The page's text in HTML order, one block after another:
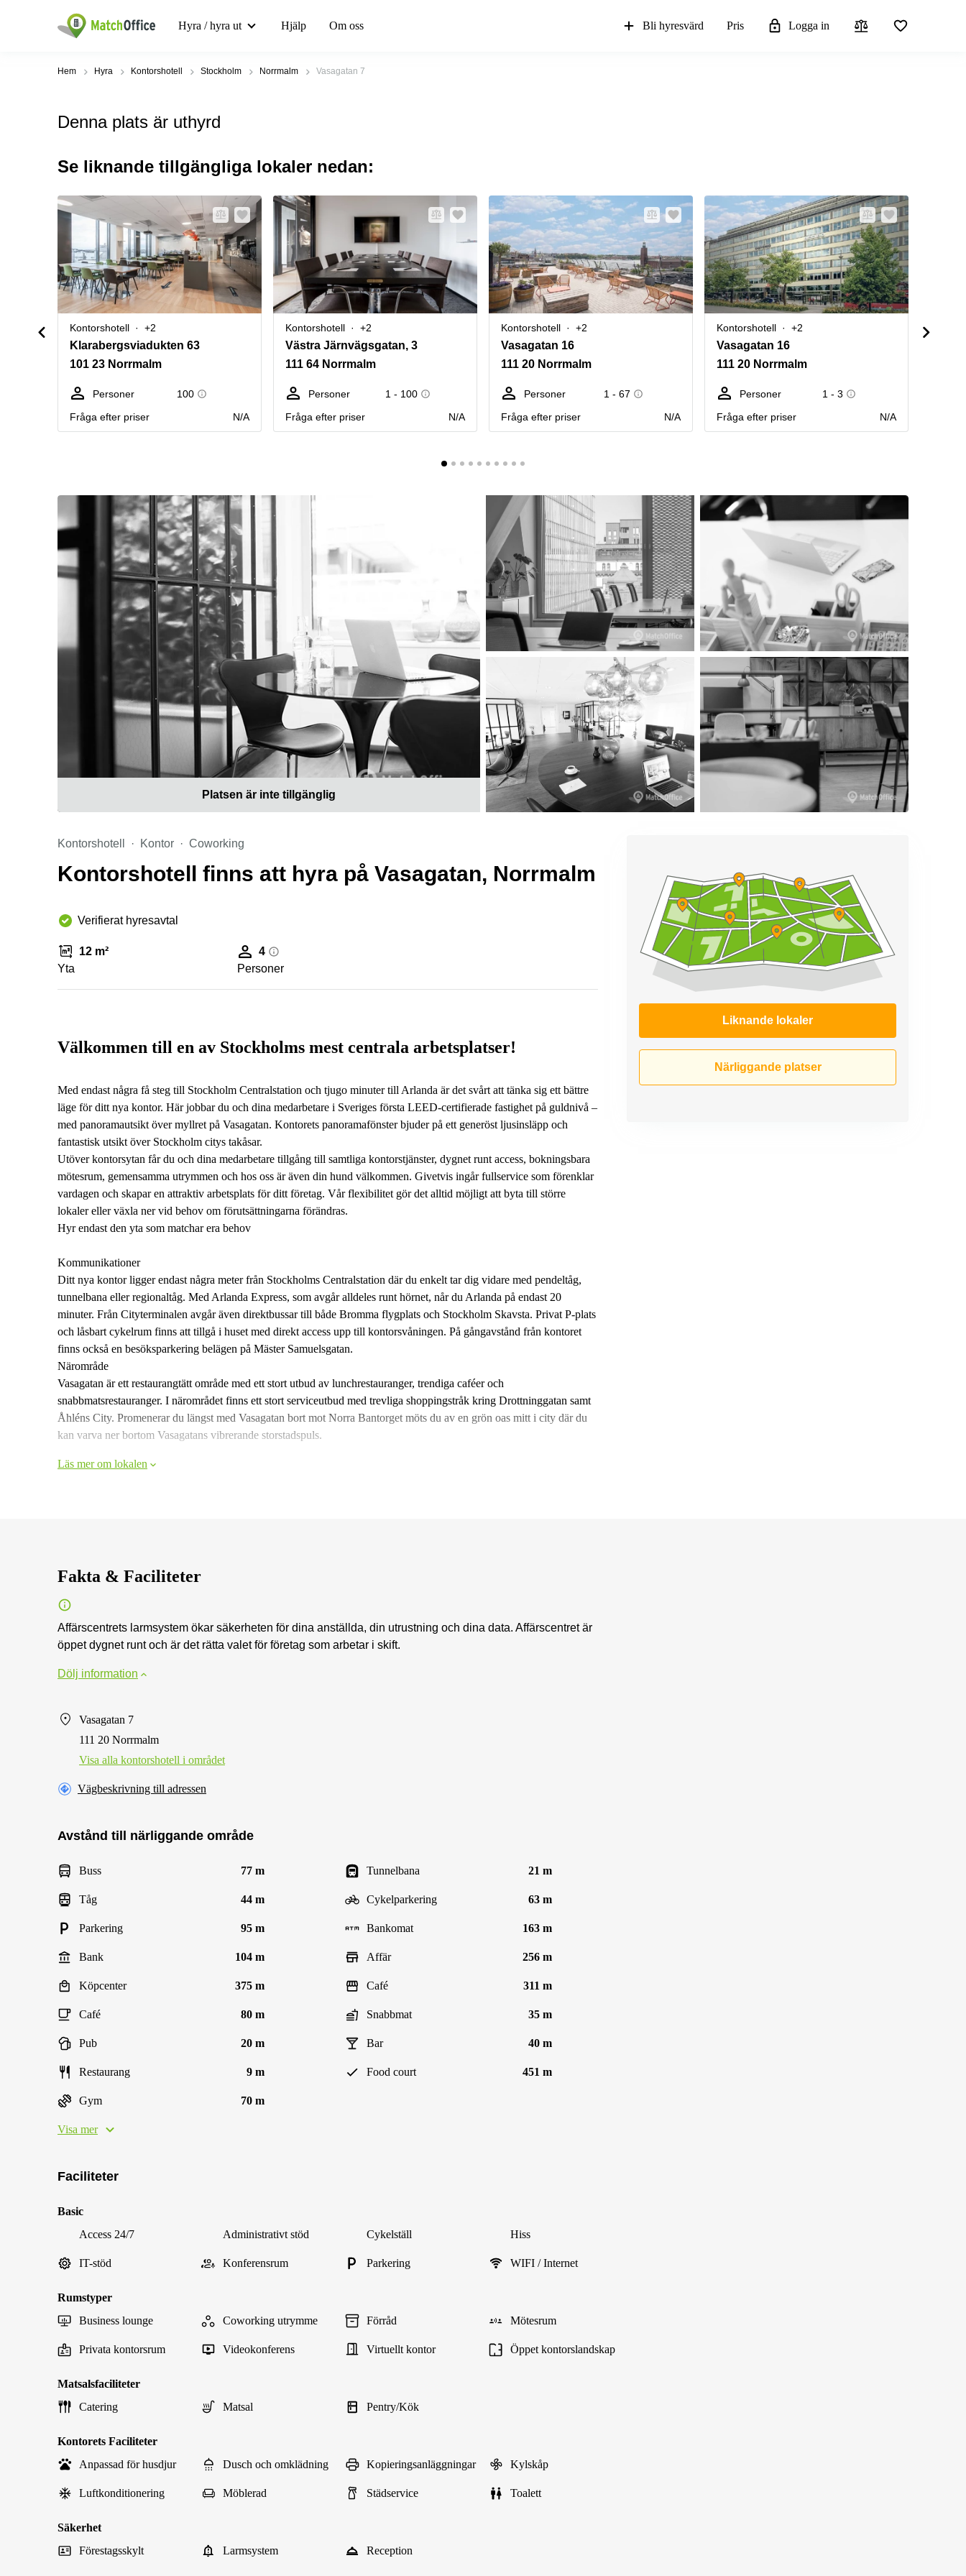
Hyra / hyra ut Hjälp Om oss Bli hyresvärd Pris Logga in
Hem Hyra Kontorshotell Stockholm Norrmalm Vasagatan 7
Denna plats är uthyrd
Se liknande tillgängliga lokaler nedan:
Kontorshotell +2
Klarabergsviadukten 63
101 23 Norrmalm
Personer
100
Fråga efter priser
N/A
Kontorshotell +2
Västra Järnvägsgatan, 3
111 64 Norrmalm
Personer
1 - 100
Fråga efter priser
N/A
Kontorshotell +2
Vasagatan 16
111 20 Norrmalm
Personer
1 - 67
Fråga efter priser
N/A
Kontorshotell +2
Vasagatan 16
111 20 Norrmalm
Personer
1 - 3
Fråga efter priser
N/A
Platsen är inte tillgänglig
Kontorshotell Kontor Coworking
Kontorshotell finns att hyra på Vasagatan, Norrmalm
Verifierat hyresavtal
12 m²
Yta
4
Personer
Liknande lokaler
Närliggande platser
Välkommen till en av Stockholms mest centrala arbetsplatser!
Med endast några få steg till Stockholm Centralstation och tjugo minuter till Arlanda är det svårt att tänka sig ett bättre
läge för ditt nya kontor. Här jobbar du och dina medarbetare i Sveriges första LEED-certifierade fastighet på guldnivå –
med panoramautsikt över myllret på Vasagatan. Kontorets panoramafönster bjuder på ett generöst ljusinsläpp och
fantastisk utsikt över Stockholm citys takåsar.
Utöver kontorsytan får du och dina medarbetare tillgång till samtliga kontorstjänster, dygnet runt access, bokningsbara
mötesrum, gemensamma utrymmen och hos oss är även din hund välkommen. Givetvis ingår fullservice som förenklar
vardagen och skapar en attraktiv arbetsplats för ditt företag. Vår flexibilitet gör det alltid möjligt att byta till större
lokaler eller växla ner vid behov om förutsättningarna förändras.
Hyr endast den yta som matchar era behov
Kommunikationer
Ditt nya kontor ligger endast några meter från Stockholms Centralstation där du enkelt tar dig vidare med pendeltåg,
tunnelbana eller regionaltåg. Med Arlanda Express, som avgår alldeles runt hörnet, når du Arlanda på endast 20
minuter. Från Cityterminalen avgår även direktbussar till både Bromma flygplats och Stockholm Skavsta. Privat P-plats
och låsbart cykelrum finns att tillgå i huset med direkt access upp till kontorsvåningen. På gångavstånd från kontoret
finns också en besöksparkering belägen på Mäster Samuelsgatan.
Närområde
Vasagatan är ett restaurangtätt område med ett stort utbud av lunchrestauranger, trendiga caféer och
snabbmatsrestauranger. I närområdet finns ett stort serviceutbud med trevliga shoppingstråk kring Drottninggatan samt
Åhléns City. Promenerar du längst med Vasagatan bort mot Norra Bantorget möts du av en grön oas mitt i city där du
kan varva ner bortom Vasagatans vibrerande storstadspuls.
Läs mer om lokalen
Fakta & Faciliteter
Affärscentrets larmsystem ökar säkerheten för dina anställda, din utrustning och dina data. Affärscentret är
öppet dygnet runt och är det rätta valet för företag som arbetar i skift.
Dölj information
Vasagatan 7
111 20 Norrmalm
Visa alla kontorshotell i området
Vägbeskrivning till adressen
Avstånd till närliggande område
Buss 77 m Tunnelbana 21 m
Tåg 44 m Cykelparkering 63 m
Parkering 95 m Bankomat 163 m
Bank 104 m Affär 256 m
Köpcenter 375 m Café 311 m
Café 80 m Snabbmat 35 m
Pub 20 m Bar 40 m
Restaurang 9 m Food court 451 m
Gym 70 m
Visa mer
Faciliteter
Basic
Access 24/7
Administrativt stöd Cykelställ Hiss
IT-stöd Konferensrum Parkering WIFI / Internet
Rumstyper
Business lounge
Coworking utrymme Förråd Mötesrum
Privata kontorsrum Videokonferens Virtuellt kontor Öppet kontorslandskap
Matsalsfaciliteter
Catering
Matsal Pentry/Kök
Kontorets Faciliteter
Anpassad för husdjur
Dusch och omklädning Kopieringsanläggningar Kylskåp
Luftkonditionering Möblerad Städservice Toalett
Säkerhet
Förestagsskylt
Larmsystem Reception